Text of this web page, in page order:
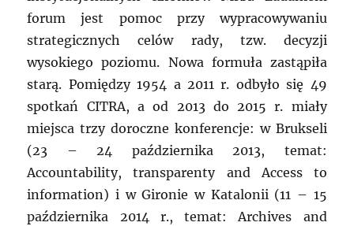
forum jest pomoc przy wypracowywaniu
strategicznych celów rady, tzw. decyzji
wysokiego poziomu. Nowa formuła zastąpiła
starą. Pomiędzy 1954 a 2011 r. odbyło się 49
spotkań CITRA, a od 2013 do 2015 r. miały
miejsca trzy doroczne konferencje: w Brukseli
(23 – 24 października 2013, temat:
Accountability, transparenty and Access to
information) i w Gironie w Katalonii (11 – 15
października 2014 r., temat: Archives and